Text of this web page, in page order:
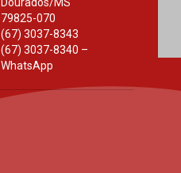
79825-070
(67) 3037-8343
(67) 3037-8340 –
WhatsApp